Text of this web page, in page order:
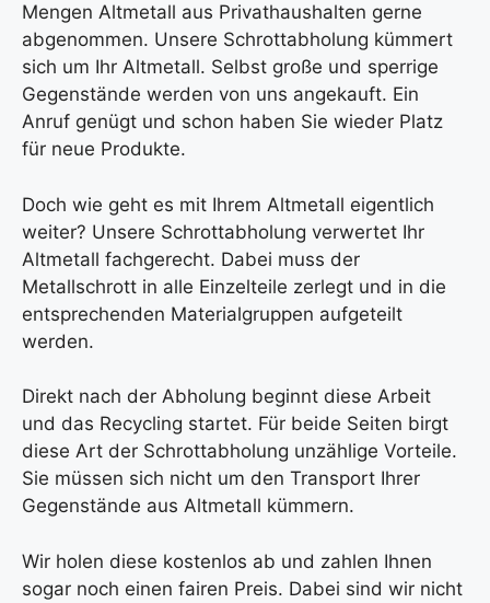
Mengen Altmetall aus Privathaushalten gerne
abgenommen. Unsere Schrottabholung kümmert
sich um Ihr Altmetall. Selbst große und sperrige
Gegenstände werden von uns angekauft. Ein
Anruf genügt und schon haben Sie wieder Platz
für neue Produkte.
Doch wie geht es mit Ihrem Altmetall eigentlich
weiter? Unsere Schrottabholung verwertet Ihr
Altmetall fachgerecht. Dabei muss der
Metallschrott in alle Einzelteile zerlegt und in die
entsprechenden Materialgruppen aufgeteilt
werden.
Direkt nach der Abholung beginnt diese Arbeit
und das Recycling startet. Für beide Seiten birgt
diese Art der Schrottabholung unzählige Vorteile.
Sie müssen sich nicht um den Transport Ihrer
Gegenstände aus Altmetall kümmern.
Wir holen diese kostenlos ab und zahlen Ihnen
sogar noch einen fairen Preis. Dabei sind wir nicht